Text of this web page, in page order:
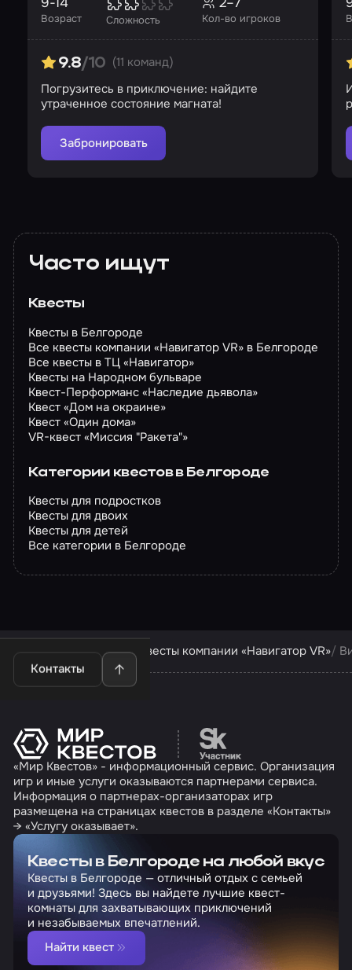
Возраст Сложность Кол-во игроков
9.8/10 (11 команд)
Погрузитесь в приключение: найдите
утраченное состояние магната!
Забронировать
Часто ищут
Квесты
Квесты в Белгороде
Все квесты компании «Навигатор VR» в Белгороде
Все квесты в ТЦ «Навигатор»
Квесты на Народном бульваре
Квест-Перформанс «Наследие дьявола»
Квест «Дом на окраине»
Квест «Один дома»
VR-квест «Миссия "Ракета"»
Категории квестов в Белгороде
Квесты для подростков
Квесты для двоих
Квесты для детей
Все категории в Белгороде
Контакты
Квесты в Белгороде Квесты компании «Навигатор VR»
Перейти на сайт
«Мир Квестов» - информационный сервис. Организация
игр и иные услуги оказываются партнерами сервиса.
Информация о партнерах-организаторах игр
размещена на страницах квестов в разделе «Контакты»
→ «Услугу оказывает».
Квесты в Белгороде на любой вкус
Квесты в Белгороде — отличный отдых с семьей
и друзьями! Здесь вы найдете лучшие квест-
комнаты для захватывающих приключений
и незабываемых впечатлений.
Найти квест